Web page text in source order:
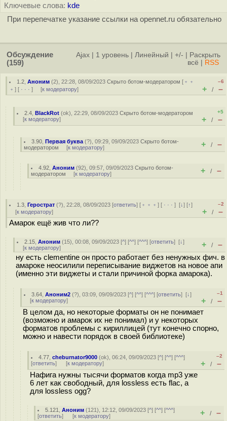
Ключевые слова: kde
При перепечатке указание ссылки на opennet.ru обязательно
Обсуждение
(159)
Ajax 1 уровень Линейный +/-
Раскрыть
всё
RSS
1.2 ,Аноним (2), 22:28, 08/09/2023Скрыто ботом-модератором [ ﹢﹢
﹢ ] [ · · · ] [к модератору]
–6
+ / –
2.4 ,BlackRot (ok), 22:29, 08/09/2023Скрыто ботом-модератором
[к модератору]
+5
+ / –
3.90 ,Первая буква (?), 09:29, 09/09/2023Скрыто ботом-
модератором [к модератору] + / –
4.92 ,Аноним (92), 09:57, 09/09/2023Скрыто ботом-
модератором [к модератору] + / –
1.3 ,Герострат (?), 22:28, 08/09/2023 [ответить] [ ﹢﹢﹢] [ · · ·][↓] [↑]
[к модератору]
–2
+ / –
Амарок ещё жив что ли??
2.15 ,Аноним (15), 00:08, 09/09/2023 [^] [^^] [^^^] [ответить][↓]
[к модератору] + / –
ну есть clementine он просто работает без ненужных фич. в
амароке неосилили переписывание виджетов на новое апи
(именно эти виджеты и стали причиной форка амарока).
3.64 ,Аноним2 (?), 03:09, 09/09/2023 [^] [^^] [^^^] [ответить][↓]
[к модератору]
–1
+ / –
В целом да, но некоторые форматы он не понимает
(возможно и амарок их не понимал) и у некоторых
форматов проблемы с кириллицей (тут конечно спорно,
можно и навести порядок в своей библиотеке)
4.77 ,cheburnator9000 (ok), 06:24, 09/09/2023 [^] [^^] [^^^]
[ответить] [к модератору]
–2
+ / –
Нафига нужны тысячи форматов когда mp3 уже
6 лет как свободный, для lossless есть flac, а
для lossless ogg?
5.121 ,Аноним (121), 12:12, 09/09/2023 [^] [^^] [^^^]
[ответить] [к модератору] + / –